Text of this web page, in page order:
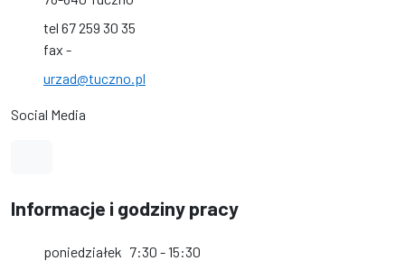
tel 67 259 30 35
fax -
urzad@tuczno.pl
Social Media
Informacje i godziny pracy
poniedziałek 7:30 - 15:30